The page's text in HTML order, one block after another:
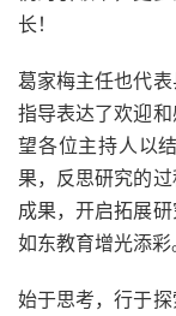
长！
葛家梅主任也代
指导表达了欢迎
望各位主持人以
果，反思研究的
成果，开启拓展
如东教育增光添彩
始于思考，行于